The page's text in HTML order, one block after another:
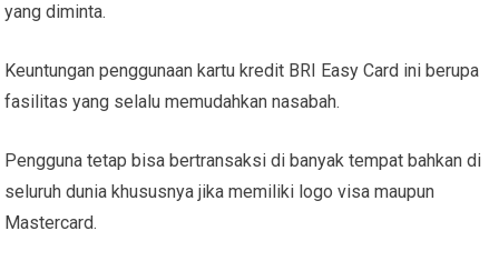
yang diminta.
Keuntungan penggunaan kartu kredit BRI Easy Card ini berupa
fasilitas yang selalu memudahkan nasabah.
Pengguna tetap bisa bertransaksi di banyak tempat bahkan di
seluruh dunia khususnya jika memiliki logo visa maupun
Mastercard.